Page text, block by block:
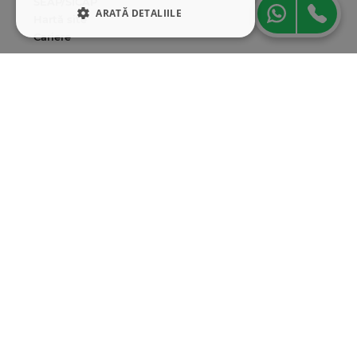
ARATĂ DETALIILE
STRICT NECESARE
Hartă site
Cariere